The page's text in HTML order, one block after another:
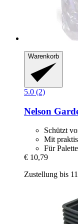
Warenkorb
5.0 (2)
Nelson
Schützt
Mit
Für
€ 10,79
Zustellung bis